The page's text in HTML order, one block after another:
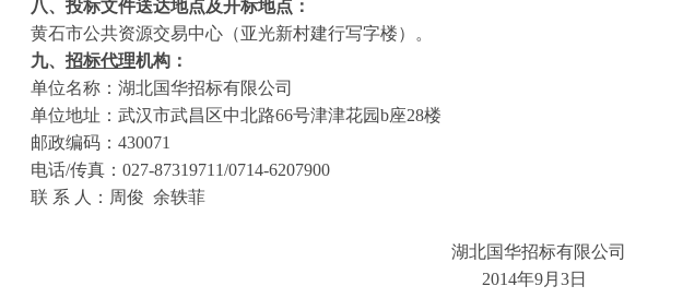
八、投标文件送达地点及开标地点：
黄石市公共资源交易中心（亚光新村建行写字楼）。
九、招标代理机构：
单位名称： 湖北国华招标有限公司
单位地址：武汉市武昌区中北路66号津津花园b座28楼
邮政编码： 430071
电话/传真： 027-87319711/0714-6207900
联 系 人：周俊 余轶菲
湖北国华招标有限公司
2014年9月 3日